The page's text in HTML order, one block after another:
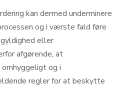
kan dermed underminere
og i værste fald føre
eller
afgørende, at
og i
regler for at beskytte